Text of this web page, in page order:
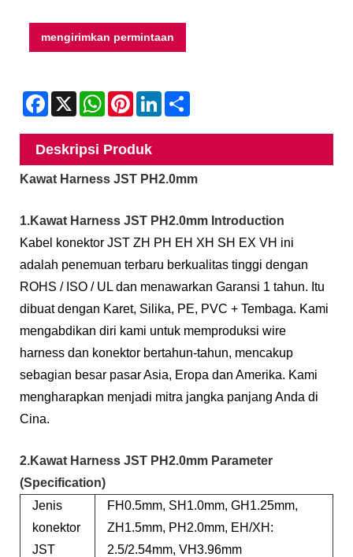
mengirimkan permintaan
Facebook
X WhatsAppPinterestLinkedIn
Deskripsi Produk
Kawat Harness JST PH2.0mm
1.Kawat Harness JST PH2.0mm Introduction
Kabel konektor JST ZH PH EH XH SH EX VH ini
adalah penemuan terbaru berkualitas tinggi dengan
ROHS / ISO / UL dan menawarkan Garansi 1 tahun. Itu
dibuat dengan Karet, Silika, PE, PVC + Tembaga. Kami
mengabdikan diri kami untuk memproduksi wire
harness dan konektor bertahun-tahun, mencakup
sebagian besar pasar Asia, Eropa dan Amerika. Kami
mengharapkan menjadi mitra jangka panjang Anda di
Cina.
2.Kawat Harness JST PH2.0mm Parameter
(Specification)
Jenis
konektor
JST
FH0.5mm, SH1.0mm, GH1.25mm,
ZH1.5mm, PH2.0mm, EH/XH:
2.5/2.54mm, VH3.96mm